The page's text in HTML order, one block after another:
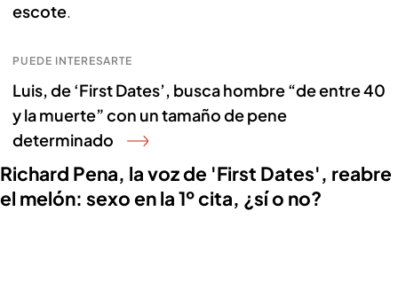
escote.
PUEDE INTERESARTE
Luis, de ‘First Dates’, busca hombre “de entre 40
y la muerte” con un tamaño de pene
determinado
Richard Pena, la voz de 'First Dates', reabre
el melón: sexo en la 1º cita, ¿sí o no?